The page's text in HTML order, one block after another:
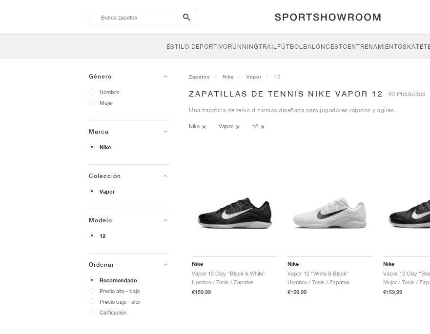
search-
btn
ESTILO DEPORTIVORUNNINGTRAILFÚTBOLBALONCESTOENTRENAMIENTOSKATE
Género
Hombre
Mujer
Marca
Nike
Colección
Vapor
Modelo
12
Ordenar
Recomendado
Precio alto - bajo
Precio bajo - alto
Calificación
Zapatos Nike Vapor 12
ZAPATILLAS DE TENNIS NIKE VAPOR 12 40 Productos
Una zapatilla de tenis dinámica diseñada para jugadores rápidos y ágiles.
Nike Vapor 12
Nike
Vapor 12 Clay "Black & White"
Hombre / Tenis / Zapatos
€159,99
Nike
Vapor 12 "White & Black"
Hombre / Tenis / Zapatos
€159,99
Nike
Vapor 12 Clay
Mujer / Tenis /
€159,99